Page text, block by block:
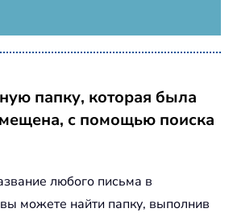
папку, которая была
с помощью поиска
любого письма в
можете найти папку, выполнив